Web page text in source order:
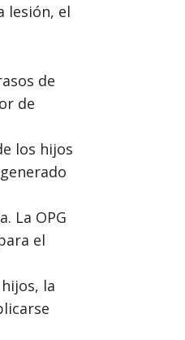
lesión, el
de
de
los hijos
La OPG
el
la